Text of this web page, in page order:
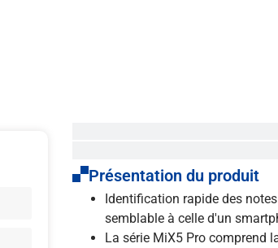
Présentation du produit
Identification rapide des
semblable à celle d'un
La série MiX5 Pro comprend